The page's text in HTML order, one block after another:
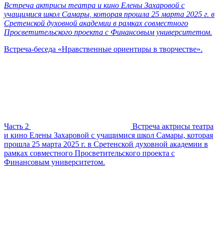
Встреча актрисы театра и кино Елены Захаровой с
учащимися школ Самары, которая прошла 25 марта 2025 г. в
Сретенской духовной академии в рамках совместного
Просветительского проекта с Финансовым университетом.
Встреча-беседа «Нравственные ориентиры в творчестве».
Часть 2
Встреча актрисы театра
и кино Елены Захаровой с учащимися школ Самары, которая
прошла 25 марта 2025 г. в Сретенской духовной академии в
рамках совместного Просветительского проекта с
Финансовым университетом.